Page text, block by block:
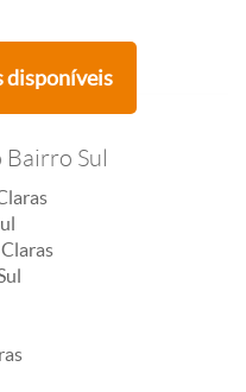
disponíveis
Bairro Sul